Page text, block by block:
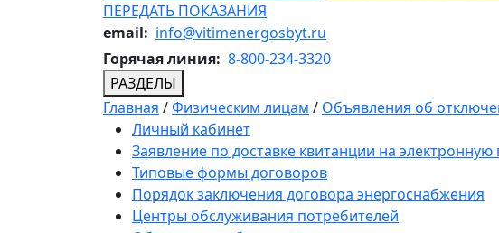
ПЕРЕДАТЬ ПОКАЗАНИЯ
email: info@vitimenergosbyt.ru
Горячая линия: 8-800-234-3320
РАЗДЕЛЫ
Главная /Физическим лицам / Объявления об
Личный кабинет
Заявление по доставке квитанции на электронную
Типовые формы договоров
Порядок заключения договора энергоснабжения
Центры обслуживания потребителей